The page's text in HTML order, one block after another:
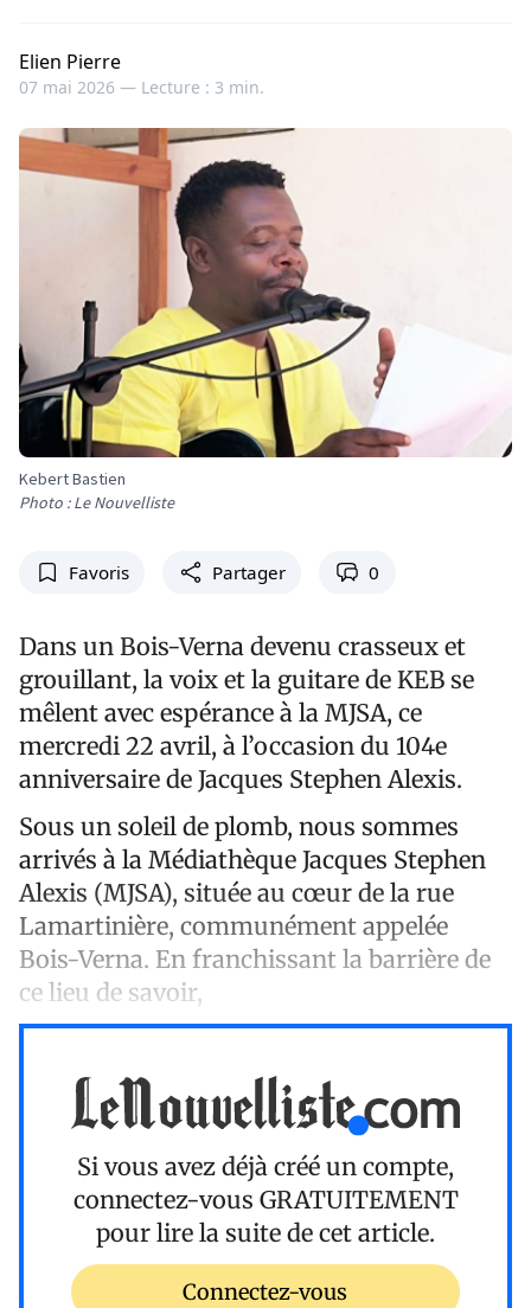
Elien Pierre
07 mai 2026 — Lecture : 3 min.
Kebert Bastien
Photo : Le Nouvelliste
Favoris Partager 0
Dans un Bois-Verna devenu crasseux et
grouillant, la voix et la guitare de KEB se
mêlent avec espérance à la MJSA, ce
mercredi 22 avril, à l’occasion du 104e
anniversaire de Jacques Stephen Alexis.
Sous un soleil de plomb, nous sommes
arrivés à la Médiathèque Jacques Stephen
Alexis (MJSA), située au cœur de la rue
Lamartinière, communément appelée
Bois-Verna. En franchissant la barrière de
ce lieu de savoir,
Si vous avez déjà créé un compte,
connectez-vous GRATUITEMENT
pour lire la suite de cet article.
Connectez-vous